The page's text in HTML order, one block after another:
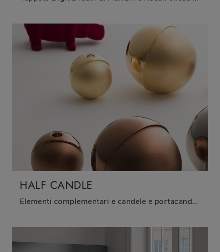
HALF CANDLE
Elementi complementari e candele e portacandele Adriani e Rossi: scopri come valorizzare i tuoi interni design con il modello Half Candle.